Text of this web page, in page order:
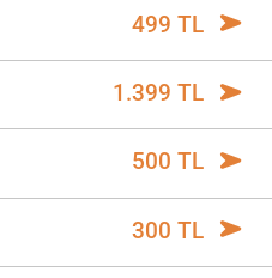
499 TL
1.399 TL
500 TL
300 TL